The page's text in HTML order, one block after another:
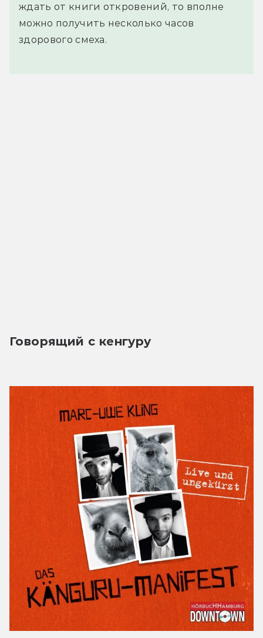
ждать от книги откровений, то вполне
можно получить несколько часов
здорового смеха.
Говорящий с кенгуру